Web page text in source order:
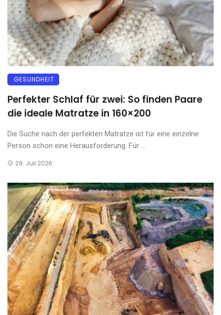
GESUNDHEIT
Perfekter Schlaf für zwei: So finden Paare
die ideale Matratze in 160×200
Die Suche nach der perfekten Matratze ist für eine einzelne
Person schon eine Herausforderung. Für ...
29. Juli 2026